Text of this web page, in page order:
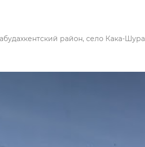
район, село Кака-Шура